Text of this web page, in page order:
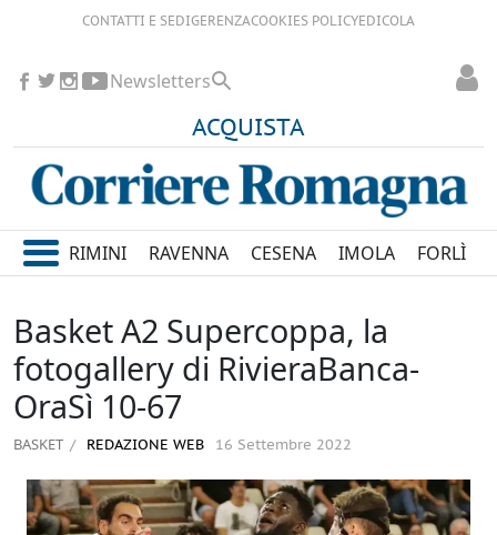
CONTATTI E SEDIGERENZACOOKIES POLICYEDICOLA
ACQUISTA
Newsletters
RIMINI RAVENNA CESENA IMOLA FORLÌ
Basket A2 Supercoppa, la
fotogallery di RivieraBanca-
OraSì 10-67
BASKET REDAZIONE WEB 16 Settembre 2022